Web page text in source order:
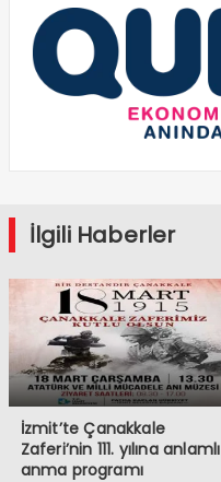
İlgili Haberler
İzmit’te Çanakkale
Zaferi’nin 111. yılına anlamlı
anma programı